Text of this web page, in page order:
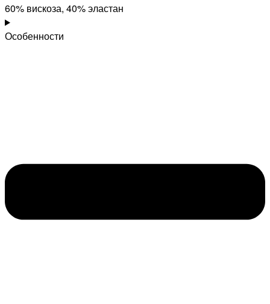
60% вискоза, 40% эластан
Особенности